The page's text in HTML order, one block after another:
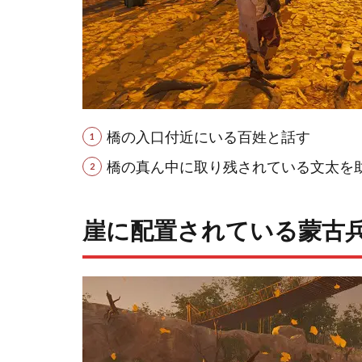
橋の入口付近にいる百姓と話す
橋の真ん中に取り残されている文太を
崖に配置されている蒙古